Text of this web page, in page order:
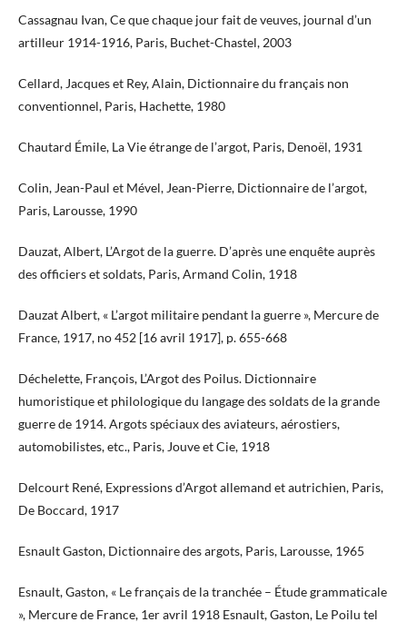
Cassagnau Ivan, Ce que chaque jour fait de veuves, journal d’un
artilleur 1914-1916, Paris, Buchet-Chastel, 2003
Cellard, Jacques et Rey, Alain, Dictionnaire du français non
conventionnel, Paris, Hachette, 1980
Chautard Émile, La Vie étrange de l’argot, Paris, Denoël, 1931
Colin, Jean-Paul et Mével, Jean-Pierre, Dictionnaire de l’argot,
Paris, Larousse, 1990
Dauzat, Albert, L’Argot de la guerre. D’après une enquête auprès
des officiers et soldats, Paris, Armand Colin, 1918
Dauzat Albert, « L’argot militaire pendant la guerre », Mercure de
France, 1917, no 452 [16 avril 1917], p. 655-668
Déchelette, François, L’Argot des Poilus. Dictionnaire
humoristique et philologique du langage des soldats de la grande
guerre de 1914. Argots spéciaux des aviateurs, aérostiers,
automobilistes, etc., Paris, Jouve et Cie, 1918
Delcourt René, Expressions d’Argot allemand et autrichien, Paris,
De Boccard, 1917
Esnault Gaston, Dictionnaire des argots, Paris, Larousse, 1965
Esnault, Gaston, « Le français de la tranchée – Étude grammaticale
», Mercure de France, 1er avril 1918 Esnault, Gaston, Le Poilu tel